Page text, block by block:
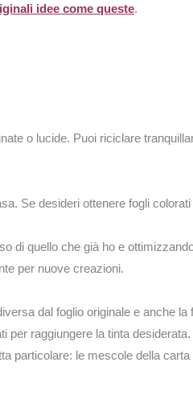
idee come queste.
o lucide. Puoi riciclare
Se desideri ottenere fogli
di quello che già ho e
per nuove creazioni.
dal foglio originale e anche
per raggiungere la tinta desiderata.
particolare: le mescole della